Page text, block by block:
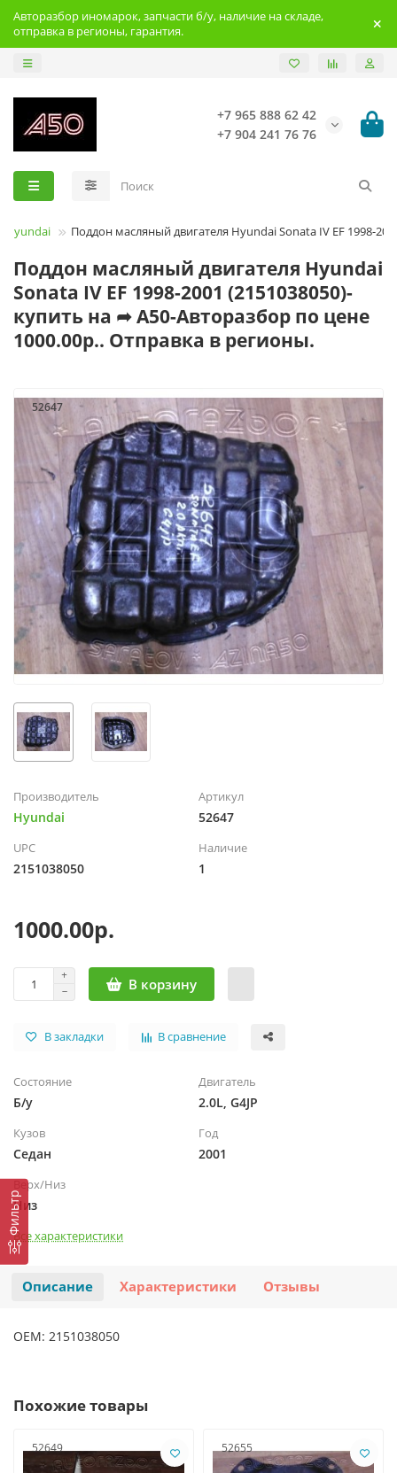
Авторазбор иномарок, запчасти б/у, наличие на складе,
отправка в регионы, гарантия.
+7 965 888 62 42
+7 904 241 76 76
Hyundai Поддон масляный двигателя Hyundai Sonata IV EF 1998-
Поддон масляный двигателя Hyundai
Sonata IV EF 1998-2001 (2151038050)-
купить на ➦ А50-Авторазбор по цене
1000.00р.. Отправка в регионы.
Фильтр
52647
Производитель
Hyundai
Артикул
52647
UPC
2151038050
Наличие
1
1000.00р.
В корзину
В закладки В сравнение
Состояние
Б/у
Двигатель
2.0L, G4JP
Кузов
Седан
Год
2001
Верх/Низ
Низ
Все характеристики
Описание Характеристики Отзывы
OEM: 2151038050
Похожие товары
52649 52655